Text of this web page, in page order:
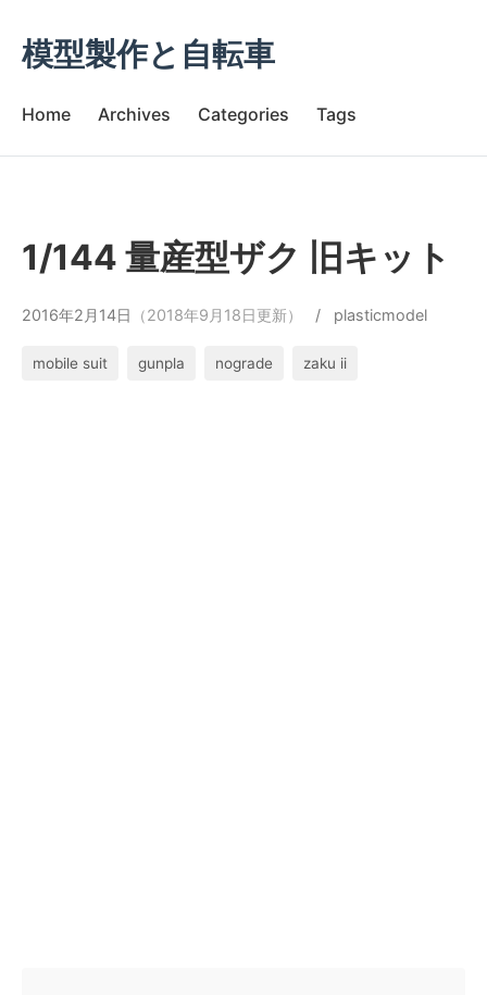
模型製作と自転車
Home Archives Categories Tags
1/144 量産型ザク 旧キット
2016年2月14日 （2018年9月18日更新） / plasticmodel
mobile suit gunpla nograde zaku ii